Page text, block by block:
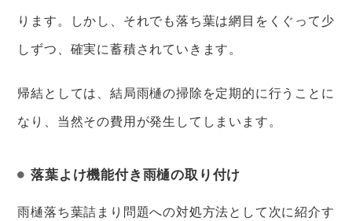
ります。しかし、それでも落ち葉は網目をくぐって少
しずつ、確実に蓄積されていきます。
帰結としては、結局雨樋の掃除を定期的に行うことに
なり、当然その費用が発生してしまいます。
落葉よけ機能付き雨樋の取り付け
雨樋落ち葉詰まり問題への対処方法として次に紹介す